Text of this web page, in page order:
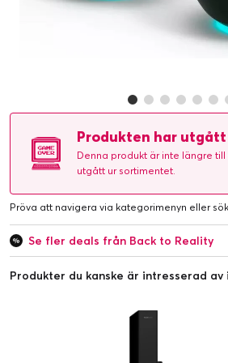
Produkten har utgått
Denna produkt är inte längre
utgått ur sortimentet.
Pröva att navigera via kategorimenyn eller
Se fler deals från Back to Reality
Produkter du kanske är intresserad